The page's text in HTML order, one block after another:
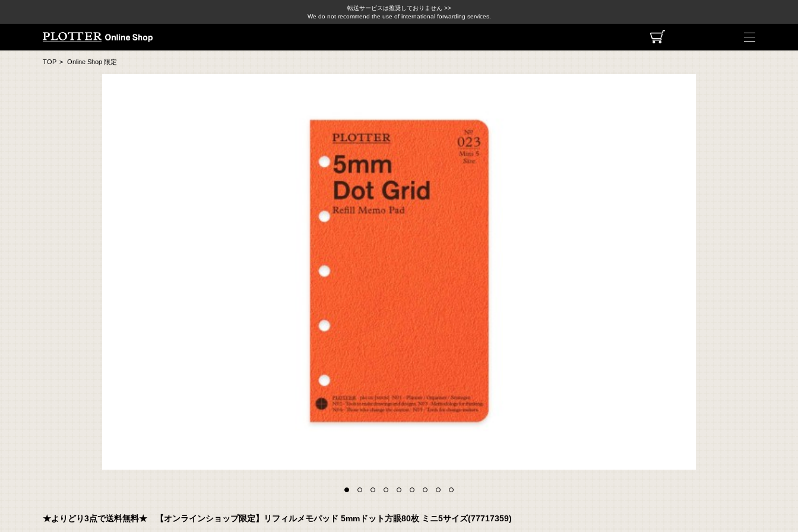
転送サービスは推奨しておりません >>
We do not recommend the use of international forwarding services.
TOP > Online Shop 限定
★よりどり3点で送料無料★ 【オンラインショップ限定】リフィルメモパッド 5mmドット方眼80枚 ミニ5サイズ(77717359)